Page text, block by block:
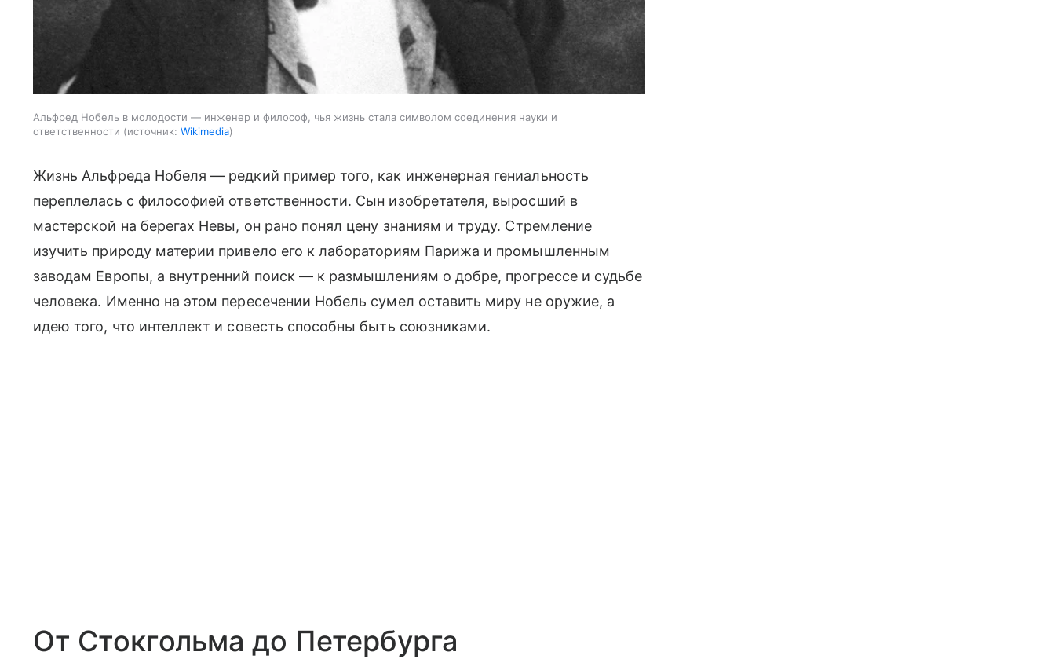
Альфред Нобель в молодости — инженер и философ, чья жизнь стала символом соединения науки и
ответственности
источник: Wikimedia
Жизнь Альфреда Нобеля — редкий пример того, как инженерная гениальность
переплелась с философией ответственности. Сын изобретателя, выросший в
мастерской на берегах Невы, он рано понял цену знаниям и труду. Стремление
изучить природу материи привело его к лабораториям Парижа и промышленным
заводам Европы, а внутренний поиск — к размышлениям о добре, прогрессе и судьбе
человека. Именно на этом пересечении Нобель сумел оставить миру не оружие, а
идею того, что интеллект и совесть способны быть союзниками.
От Стокгольма до Петербурга